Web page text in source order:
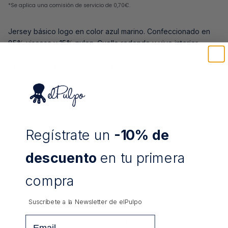
Jersey básico logo en color azul marino. Confeccionado en
85% viscosa y 15% nylon. Cuello redondo y vivo interior
Composición
Envíos y Devoluciones
Cuidados:Regístrate un -10% de
descuento en tu primera
compra
Suscríbete a la Newsletter de elPulpo